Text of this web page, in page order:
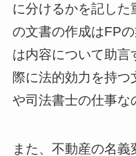
に分けるかを記した
の文書の作成はFP
は内容について助言
際に法的効力を持つ
や司法書士の仕事な
また、不動産の名